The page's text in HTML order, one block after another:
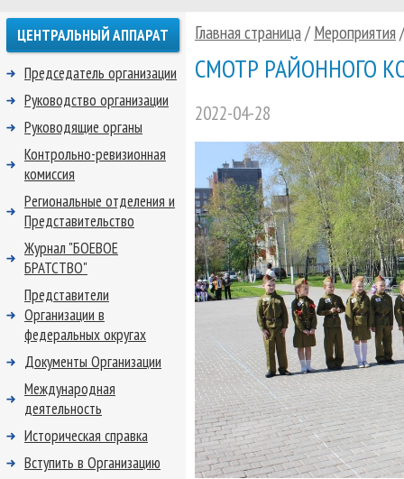
Главная страница/ Мероприятия
СМОТР РАЙОННОГО
2022-04-28
ЦЕНТРАЛЬНЫЙ АППАРАТ
Председатель организации
Руководство организации
Руководящие органы
Контрольно-ревизионная
комиссия
Региональные отделения и
Представительство
Журнал "БОЕВОЕ
БРАТСТВО"
Представители
Организации в
федеральных округах
Документы Организации
Международная
деятельность
Историческая справка
Вступить в Организацию